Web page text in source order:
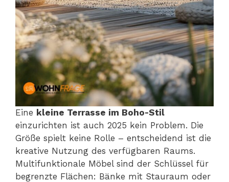
Eine kleine Terrasse im Boho-Stil
einzurichten ist auch 2025 kein Problem. Die
Größe spielt keine Rolle – entscheidend ist die
kreative Nutzung des verfügbaren Raums.
Multifunktionale Möbel sind der Schlüssel für
begrenzte Flächen: Bänke mit Stauraum oder